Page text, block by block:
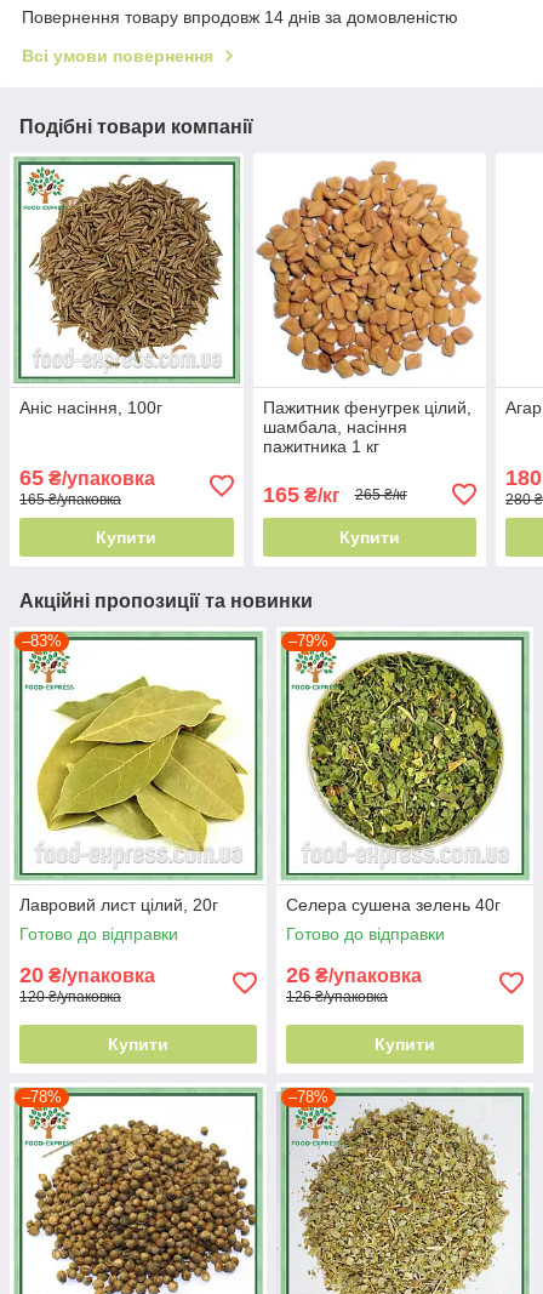
Повернення товару впродовж 14 днів за домовленістю
Всі умови повернення
Подібні товари компанії
Аніс насіння, 100г
65 ₴/упаковка
165 ₴/упаковка
Купити
Пажитник фенугрек цілий,
шамбала, насіння
пажитника 1 кг
165₴/кг 265 ₴/кг
Купити
180
280
Акційні пропозиції та новинки
–83%
Лавровий лист цілий, 20г
Готово до відправки
20 ₴/упаковка
120 ₴/упаковка
Купити
–79%
Селера сушена зелень 40г
Готово до відправки
26 ₴/упаковка
126 ₴/упаковка
Купити
–78% –78%